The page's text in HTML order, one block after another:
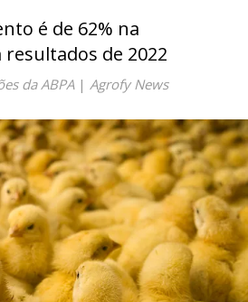
é de 62% na
de 2022
da ABPA| Agrofy News